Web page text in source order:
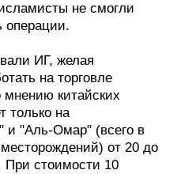
не смогли
операции.
ИГ, желая
на торговле
китайских
только на
и "Аль-Омар" (всего в
от 20 до
При стоимости 10